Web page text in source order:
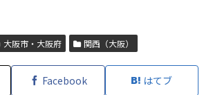
大阪市・大阪府 関西（大阪）
Facebook はてブ